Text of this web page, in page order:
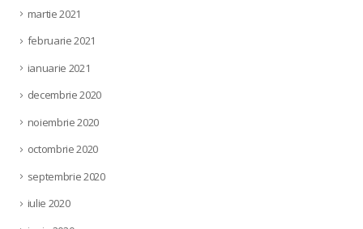
martie 2021
februarie 2021
ianuarie 2021
decembrie 2020
noiembrie 2020
octombrie 2020
septembrie 2020
iulie 2020